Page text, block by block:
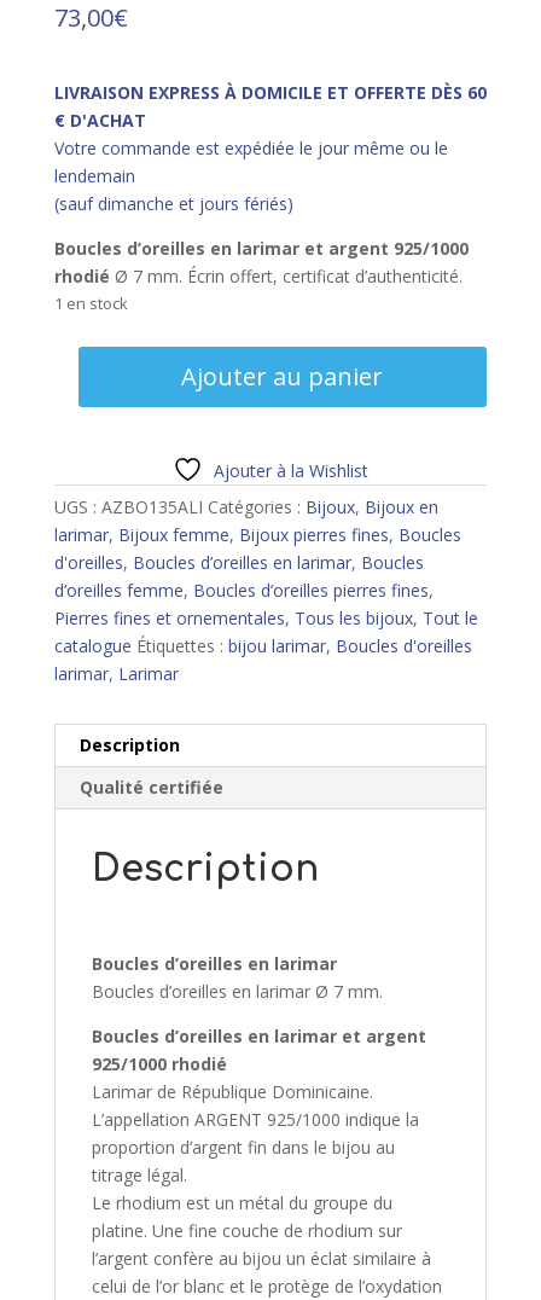
73,00€
LIVRAISON EXPRESS À DOMICILE ET OFFERTE DÈS 60
€ D'ACHAT
Votre commande est expédiée le jour même ou le
lendemain
(sauf dimanche et jours fériés)
Boucles d’oreilles en larimar et argent 925/1000
rhodié Ø 7 mm. Écrin offert, certificat d’authenticité.
1 en stock
Ajouter au panier
Ajouter à la Wishlist
UGS : AZBO135ALI Catégories : Bijoux, Bijoux en
larimar, Bijoux femme, Bijoux pierres fines, Boucles
d'oreilles, Boucles d’oreilles en larimar, Boucles
d’oreilles femme, Boucles d’oreilles pierres fines,
Pierres fines et ornementales, Tous les bijoux, Tout le
catalogue Étiquettes : bijou larimar, Boucles d'oreilles
larimar, Larimar
Description
Qualité certifiée
Description
Boucles d’oreilles en larimar
Boucles d’oreilles en larimar Ø 7 mm.
Boucles d’oreilles en larimar et argent
925/1000 rhodié
Larimar de République Dominicaine.
L’appellation ARGENT 925/1000 indique la
proportion d’argent fin dans le bijou au
titrage légal.
Le rhodium est un métal du groupe du
platine. Une fine couche de rhodium sur
l’argent confère au bijou un éclat similaire à
celui de l’or blanc et le protège de l’oxydation